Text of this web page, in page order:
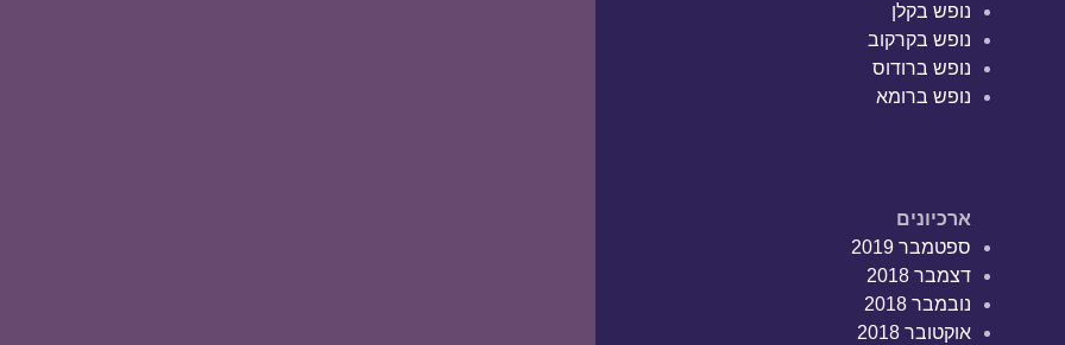
נופש בקלן
נופש בקרקוב
נופש ברודוס
נופש ברומא
ארכיונים
ספטמבר 2019
דצמבר 2018
נובמבר 2018
אוקטובר 2018